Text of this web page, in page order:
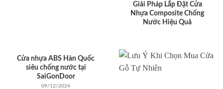
Giải Pháp Lắp Đặt Cửa
Nhựa Composite Chống
Nước Hiệu Quả
Cửa nhựa ABS Hàn Quốc
siêu chống nước tại
SaiGonDoor
09/12/2024